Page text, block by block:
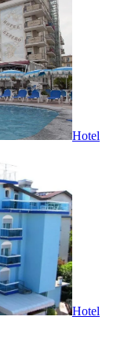
Hotel
Hotel